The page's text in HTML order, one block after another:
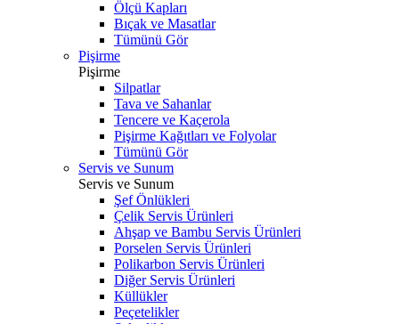
Ölçü Kapları
Bıçak ve Masatlar
Tümünü Gör
Pişirme
Pişirme
Silpatlar
Tava ve Sahanlar
Tencere ve Kaçerola
Pişirme Kağıtları ve Folyolar
Tümünü Gör
Servis ve Sunum
Servis ve Sunum
Şef Önlükleri
Çelik Servis Ürünleri
Ahşap ve Bambu Servis Ürünleri
Porselen Servis Ürünleri
Polikarbon Servis Ürünleri
Diğer Servis Ürünleri
Küllükler
Peçetelikler